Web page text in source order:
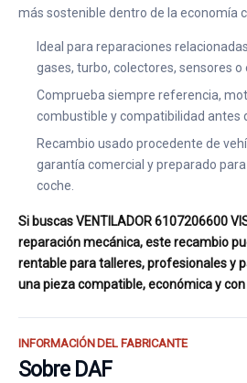
más sostenible dentro de la economía
Ideal para reparaciones
gases, turbo, colectores, sensores o
Comprueba siempre referencia,
combustible y compatibilidad antes
Recambio usado procedente de
garantía comercial y preparado para
coche.
Si buscas VENTILADOR 6107206600
reparación mecánica, este recambio
rentable para talleres, profesionales y
una pieza compatible, económica y
INFORMACIÓN DEL FABRICANTE
Sobre DAF